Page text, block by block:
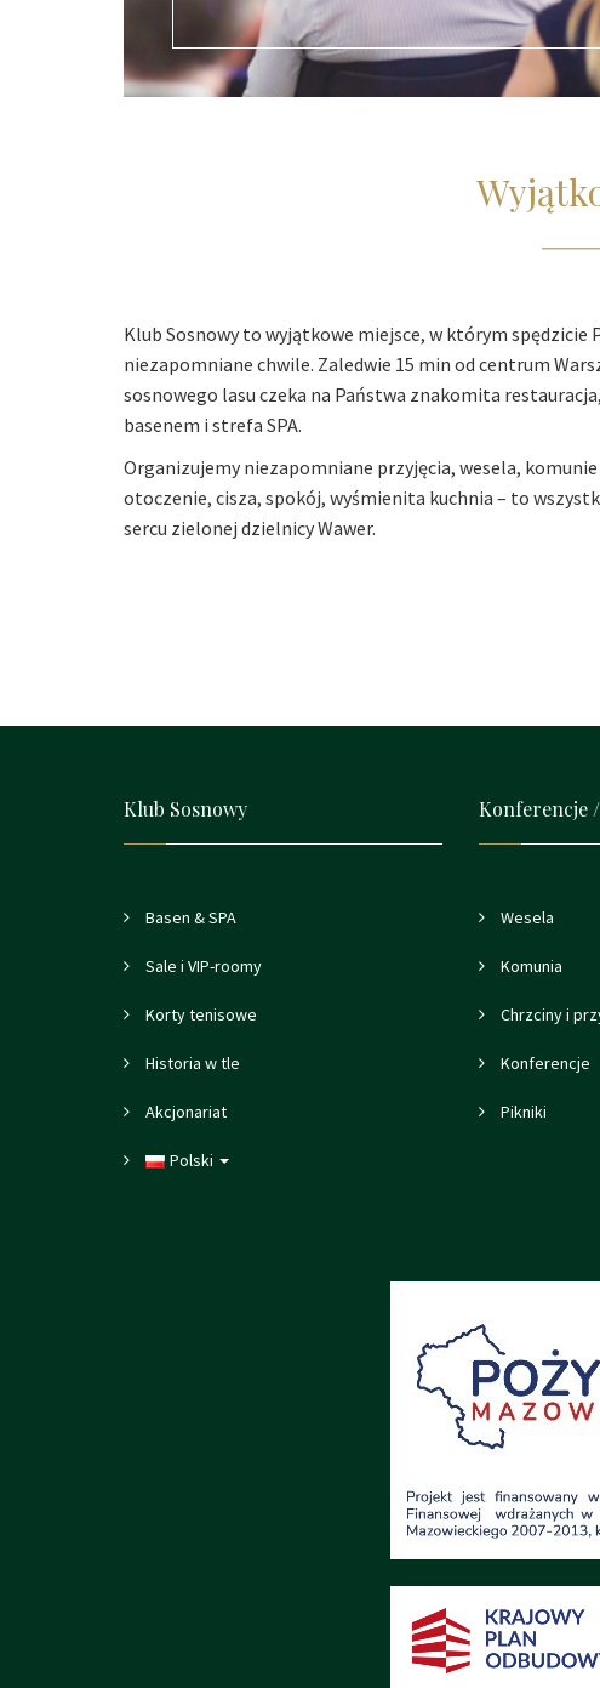
Klub Sosnowy to wyjątkowe miejsce, w którym spędzicie
niezapomniane chwile. Zaledwie 15 min od centrum
sosnowego lasu czeka na Państwa znakomita
basenem i strefa SPA.
Organizujemy niezapomniane przyjęcia, wesela, komunie
otoczenie, cisza, spokój, wyśmienita kuchnia – to
sercu zielonej dzielnicy Wawer.
Klub Sosnowy
Basen & SPA
Sale i VIP-roomy
Korty tenisowe
Historia w tle
Akcjonariat
Polski
Konferencje
Wesela
Komunia
Chrzciny i
Konferencje
Pikniki